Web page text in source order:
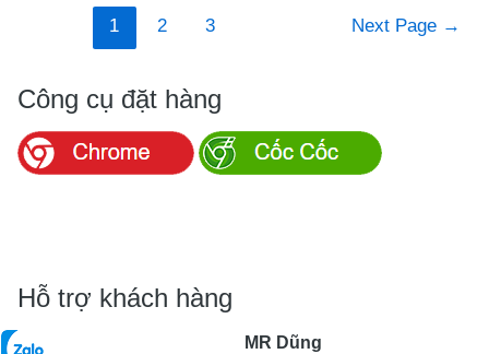
màu
muôn
vẻ
tại
viết
1 2 3 Next Page →
Công cụ đặt hàng
Hỗ trợ khách hàng
MR Dũng